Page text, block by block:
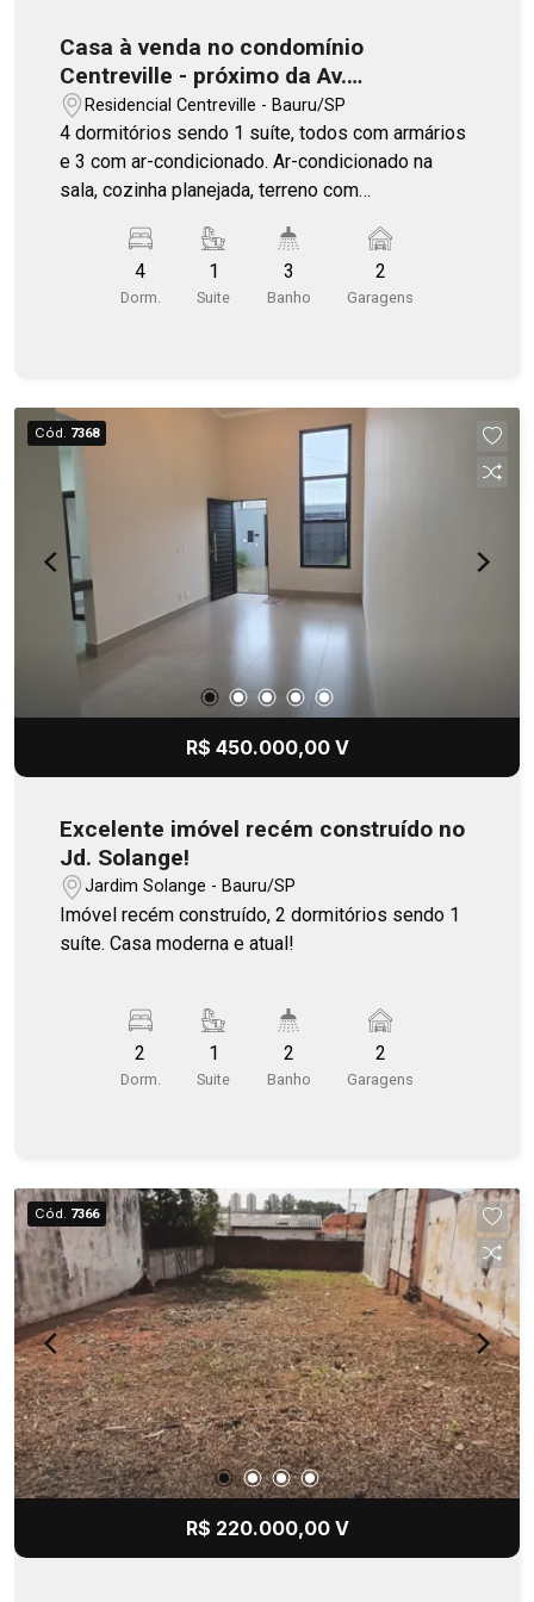
Casa à venda no condomínio
Centreville - próximo da Av.
Comendador e padaria Copacabana
Residencial Centreville - Bauru/SP
4 dormitórios sendo 1 suíte, todos com armários
e 3 com ar-condicionado. Ar-condicionado na
sala, cozinha planejada, terreno com
área gourmet. Condomínio com piscina,
churrasqueira, quadra de beach/vôlei de areia,
parquinho e piscina para crianças, portaria remota.
4
Dorm.
1
Suite
3
Banho
2
Garagens
Cód. 7368
R$ 450.000,00 V
Excelente imóvel recém construído no
Jd. Solange!
Jardim Solange - Bauru/SP
Imóvel recém construído, 2 dormitórios sendo 1
suíte. Casa moderna e atual!
2
Dorm.
1
Suite
2
Banho
2
Garagens
Cód. 7366
R$ 220.000,00 V